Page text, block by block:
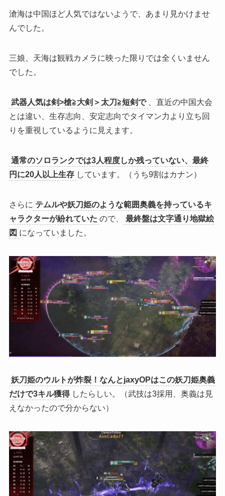
滄海は中国ほど人気ではないようで、あまり見かけませ
んでした。
三娘、天海は観戦カメラに映った限りでは全くいません
でした。
武器人気は剣>槍≧大剣＞太刀≧短剣で
、直近の中国大会
とは違い、生存志向、安定志向でタイマン力より立ち回
りを重視しているように見えます。
通常のソロランクでは3人程度しか残っていない、最終
円に20人以上生存 しています。（うち9割はカナン）
さらに テムルや妖刀姫のような範囲奥義を持っているキ
ャラクターが紛れていた ので、
最終盤は文字通り地獄絵
図 になっていました。
妖刀姫のウルトが炸裂！なんとjaxyOPはこの妖刀姫奥義
だけで3キル獲得 したらしい。（武技は3採用、奥義は見
えなかったので分からない）